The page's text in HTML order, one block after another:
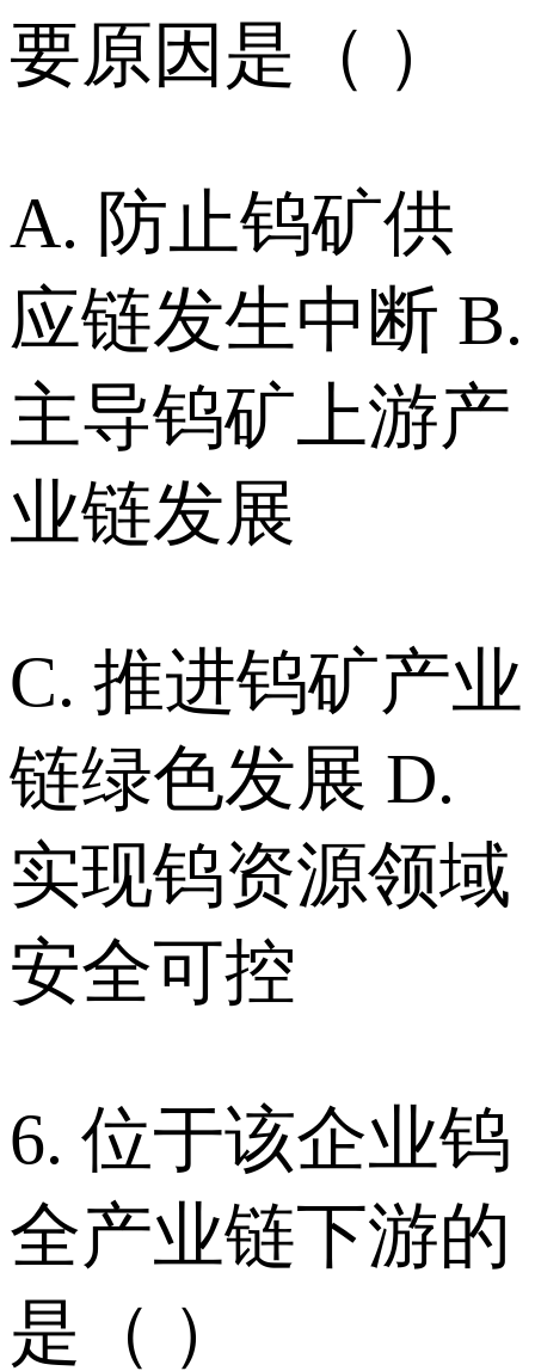
要原因是（ ）
A. 防止钨矿供
应链发生中断 B.
主导钨矿上游产
业链发展
C. 推进钨矿产业
链绿色发展 D.
实现钨资源领域
安全可控
6. 位于该企业钨
全产业链下游的
是（ ）